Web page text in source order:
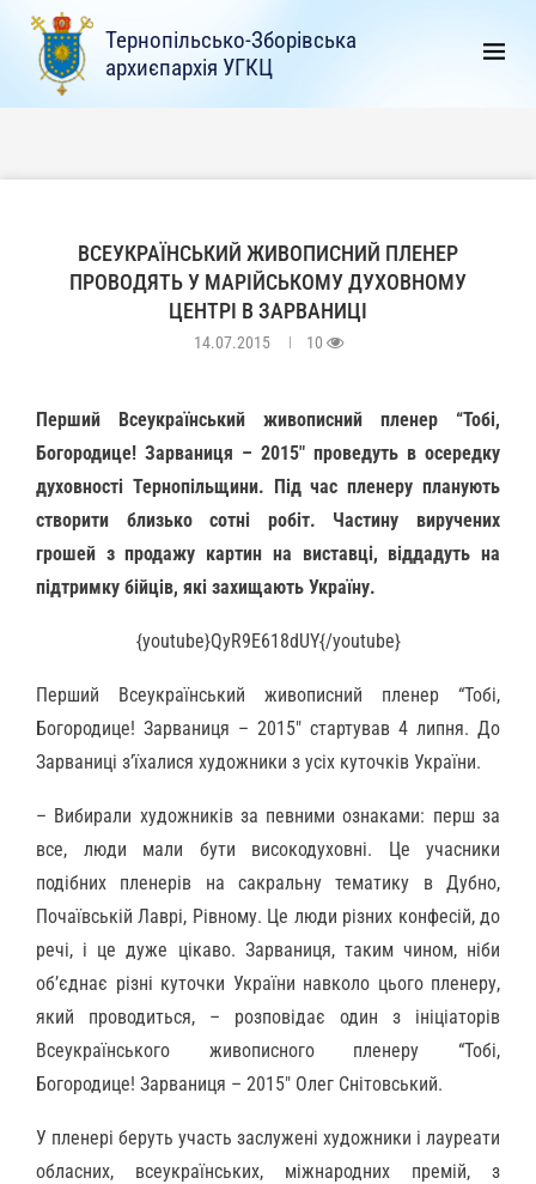
Тернопільсько-Зборівська
архиєпархія УГКЦ
ВСЕУКРАЇНСЬКИЙ ЖИВОПИСНИЙ ПЛЕНЕР
ПРОВОДЯТЬ У МАРІЙСЬКОМУ ДУХОВНОМУ
ЦЕНТРІ В ЗАРВАНИЦІ
14.07.2015 10
Перший Всеукраїнський живописний пленер “Тобі,
Богородице! Зарваниця – 2015″ проведуть в осередку
духовності Тернопільщини. Під час пленеру планують
створити близько сотні робіт. Частину виручених
грошей з продажу картин на виставці, віддадуть на
підтримку бійців, які захищають Україну.
{youtube}QyR9E618dUY{/youtube}
Перший Всеукраїнський живописний пленер “Тобі,
Богородице! Зарваниця – 2015″ стартував 4 липня. До
Зарваниці з’їхалися художники з усіх куточків України.
– Вибирали художників за певними ознаками: перш за
все, люди мали бути високодуховні. Це учасники
подібних пленерів на сакральну тематику в Дубно,
Почаївській Лаврі, Рівному. Це люди різних конфесій, до
речі, і це дуже цікаво. Зарваниця, таким чином, ніби
об’єднає різні куточки України навколо цього пленеру,
який проводиться, – розповідає один з ініціаторів
Всеукраїнського живописного пленеру “Тобі,
Богородице! Зарваниця – 2015″ Олег Снітовський.
У пленері беруть участь заслужені художники і лауреати
обласних, всеукраїнських, міжнародних премій, з